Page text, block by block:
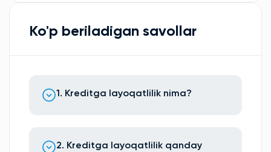
Ko'p beriladigan savollar
1. Kreditga layoqatlilik nima?
2. Kreditga layoqatlilik qanday